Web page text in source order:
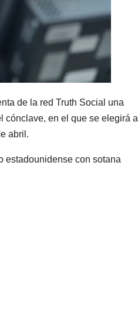
de la red Truth Social una
en el que se elegirá al
abril.
estadounidense con sotana